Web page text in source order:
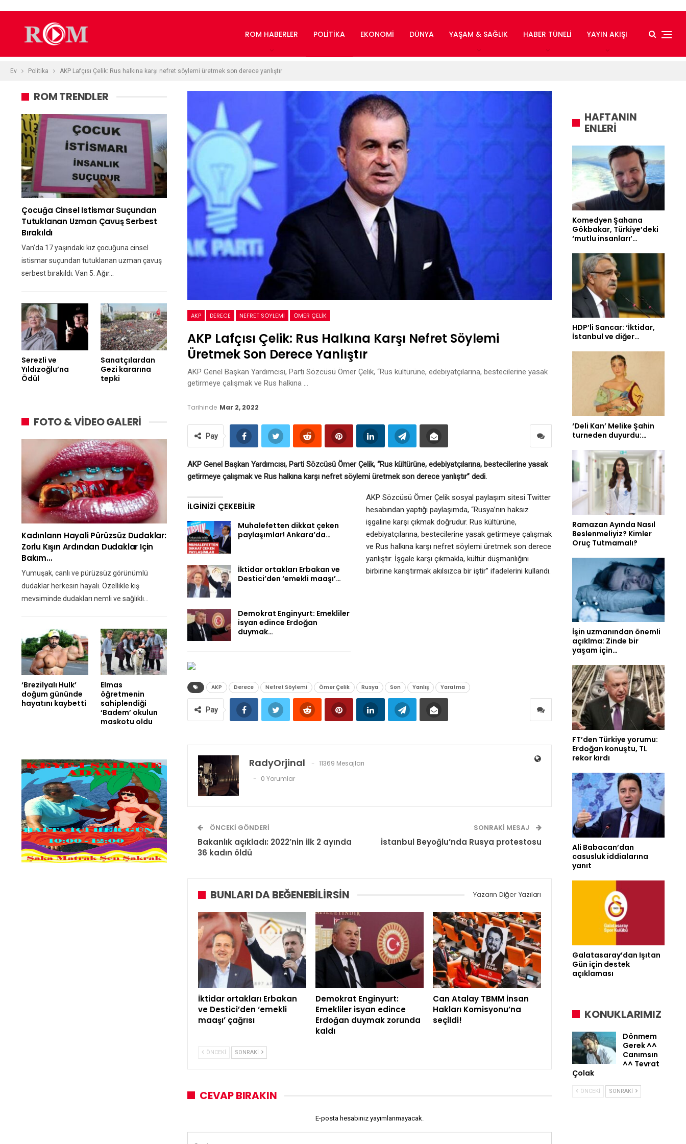
ROM HABERLER POLITIKA EKONOMI DÜNYA YAŞAM & SAĞLIK HABER TÜNELI YAYIN AKIŞI
Ev Politika AKP Lafçısı Çelik: Rus halkına karşı nefret söylemi üretmek son derece yanlıştır
AKP DERECE NEFRET SÖYLEMI ÖMER ÇELIK
AKP Lafçısı Çelik: Rus Halkına Karşı Nefret Söylemi
Üretmek Son Derece Yanlıştır
AKP Genel Başkan Yardımcısı, Parti Sözcüsü Ömer Çelik, “Rus kültürüne, edebiyatçılarına, bestecilerine yasak
getirmeye çalışmak ve Rus halkına …
Tarihinde Mar 2, 2022
Pay
AKP Genel Başkan Yardımcısı, Parti Sözcüsü Ömer Çelik, “Rus kültürüne, edebiyatçılarına, bestecilerine yasak
getirmeye çalışmak ve Rus halkına karşı nefret söylemi üretmek son derece yanlıştır” dedi.
İLGINIZI ÇEKEBILIR
Muhalefetten dikkat çeken
paylaşımlar! Ankara’da…
İktidar ortakları Erbakan ve
Destici’den ‘emekli maaşı’…
Demokrat Enginyurt: Emekliler
isyan edince Erdoğan
duymak…
AKP Sözcüsü Ömer Çelik sosyal paylaşım sitesi Twitter
hesabından yaptığı paylaşımda, “Rusya’nın haksız
işgaline karşı çıkmak doğrudur. Rus kültürüne,
edebiyatçılarına, bestecilerine yasak getirmeye çalışmak
ve Rus halkına karşı nefret söylemi üretmek son derece
yanlıştır. İşgale karşı çıkmakla, kültür düşmanlığını
birbirine karıştırmak akılsızca bir iştir” ifadelerini kullandı.
AKP Derece Nefret Söylemi Ömer Çelik Rusya Son Yanlış Yaratma
Pay
RadyOrjinal
11369 Mesajları
0 Yorumlar
ÖNCEKI GÖNDERI
Bakanlık açıkladı: 2022’nin ilk 2 ayında
36 kadın öldü
SONRAKI MESAJ
İstanbul Beyoğlu’nda Rusya protestosu
BUNLARI DA BEĞENEBILIRSIN Yazarın Diğer Yazıları
İktidar ortakları Erbakan
ve Destici’den ‘emekli
maaşı’ çağrısı
Demokrat Enginyurt:
Emekliler isyan edince
Erdoğan duymak zorunda
kaldı
Can Atalay TBMM İnsan
Hakları Komisyonu’na
seçildi!
ÖNCEKI SONRAKI
CEVAP BIRAKIN
E-posta hesabınız yayımlanmayacak.
ROM TRENDLER
Çocuğa Cinsel Istismar Suçundan
Tutuklanan Uzman Çavuş Serbest
Bırakıldı
Van’da 17 yaşındaki kız çocuğuna cinsel
istismar suçundan tutuklanan uzman çavuş
serbest bırakıldı. Van 5. Ağır…
Serezli ve
Yıldızoğlu’na
Ödül
Sanatçılardan
Gezi kararına
tepki
FOTO & VİDEO GALERİ
Kadınların Hayali Pürüzsüz Dudaklar:
Zorlu Kışın Ardından Dudaklar Için
Bakım…
Yumuşak, canlı ve pürüzsüz görünümlü
dudaklar herkesin hayali. Özellikle kış
mevsiminde dudakları nemli ve sağlıklı…
‘Brezilyalı Hulk’
doğum gününde
hayatını kaybetti
Elmas
öğretmenin
sahiplendiği
‘Badem’ okulun
maskotu oldu
HAFTANIN
ENLERİ
Komedyen Şahana
Gökbakar, Türkiye’deki
‘mutlu insanları’…
HDP’li Sancar: ‘İktidar,
İstanbul ve diğer…
‘Deli Kan’ Melike Şahin
turneden duyurdu:…
Ramazan Ayında Nasıl
Beslenmeliyiz? Kimler
Oruç Tutmamalı?
İşin uzmanından önemli
açıklma: Zinde bir
yaşam için…
FT’den Türkiye yorumu:
Erdoğan konuştu, TL
rekor kırdı
Ali Babacan’dan
casusluk iddialarına
yanıt
Galatasaray’dan Işıtan
Gün için destek
açıklaması
KONUKLARIMIZ
Dönmem
Gerek ^^
Canımsın
^^ Tevrat
Çolak
ÖNCEKI SONRAKI